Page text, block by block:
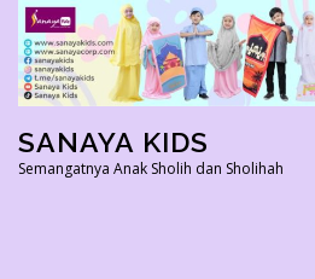
Skip
content
SANAYA KIDS
Semangatnya Anak Sholih dan Sholihah